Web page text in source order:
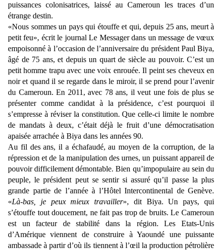
puissances colonisatrices, laissé au Cameroun les traces d’un
étrange destin.
«Nous sommes un pays qui étouffe et qui, depuis 25 ans, meurt à
petit feu», écrit le journal Le Messager dans un message de vœux
empoisonné à l’occasion de l’anniversaire du président Paul Biya,
âgé de 75 ans, et depuis un quart de siècle au pouvoir. C’est un
petit homme trapu avec une voix enrouée. Il peint ses cheveux en
noir et quand il se regarde dans le miroir, il se prend pour l’avenir
du Cameroun. En 2011, avec 78 ans, il veut une fois de plus se
présenter comme candidat à la présidence, c’est pourquoi il
s’empresse à réviser la constitution. Que celle-ci limite le nombre
de mandats à deux, c’était déjà le fruit d’une démocratisation
apaisée arrachée à Biya dans les années 90.
Au fil des ans, il a échafaudé, au moyen de la corruption, de la
répression et de la manipulation des urnes, un puissant appareil de
pouvoir difficilement démontable. Bien qu’impopulaire au sein du
peuple, le président peut se sentir si assuré qu’il passe la plus
grande partie de l’année à l’Hôtel Intercontinental de Genève.
«Là-bas, je peux mieux travailler», dit Biya. Un pays, qui
s’étouffe tout doucement, ne fait pas trop de bruits. Le Cameroun
est un facteur de stabilité dans la région. Les Etats-Unis
d’Amérique viennent de construire à Yaoundé une puissante
ambassade à partir d’où ils tiennent à l’œil la production pétrolière